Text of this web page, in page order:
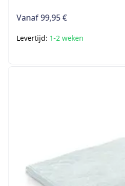
Vanaf99,95 €
Levertijd: 1-2 weken